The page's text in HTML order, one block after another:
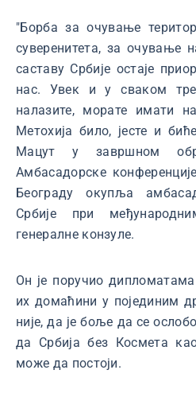
"Борба за очување
суверенитета, за очување
саставу Србије остаје
нас. Увек и у сваком
налазите, морате имати
Метохија било, јесте и
Мацут у завршном
Амбасадорске
Београду окупља
Србије при
генералне конзуле.
Он је поручио
их домаћини у појединим
није, да је боље да се
да Србија без Космета
може да постоји.